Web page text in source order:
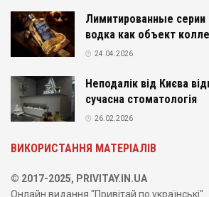
Лимитированные серии
водка как объект
24.04.2026
Неподалік від Києва
сучасна стоматологія
26.02.2026
ВИКОРИСТАННЯ МАТЕРІАЛІВ
© 2017-2025, PRIVITAY.IN.UA
Онлайн видання "Привітай по українські".